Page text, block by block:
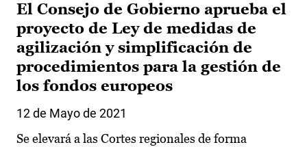
El Consejo de Gobierno aprueba el
proyecto de Ley de medidas de
agilización y simplificación de
procedimientos para la gestión de
los fondos europeos
12 de Mayo de 2021
Se elevará a las Cortes regionales de forma